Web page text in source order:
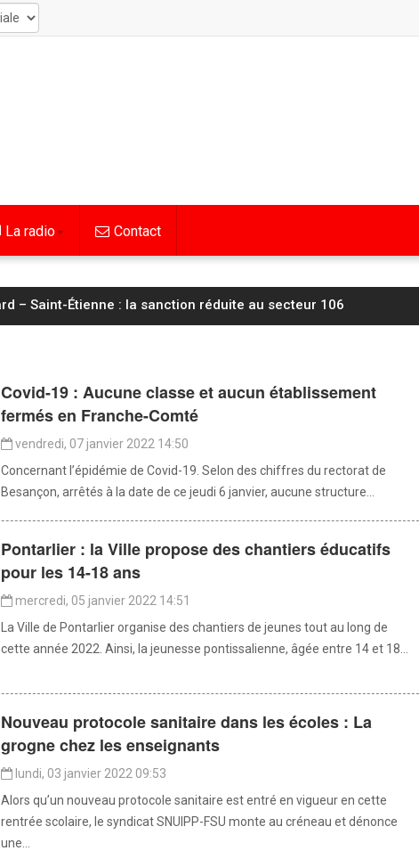
La radio Contact
– Saint-Étienne : la sanction réduite au secteur 106
Covid-19 : Aucune classe et aucun établissement
fermés en Franche-Comté
vendredi, 07 janvier 2022 14:50
Concernant l’épidémie de Covid-19. Selon des chiffres du rectorat de
Besançon, arrêtés à la date de ce jeudi 6 janvier, aucune structure...
Pontarlier : la Ville propose des chantiers éducatifs
pour les 14-18 ans
mercredi, 05 janvier 2022 14:51
La Ville de Pontarlier organise des chantiers de jeunes tout au long de
cette année 2022. Ainsi, la jeunesse pontissalienne, âgée entre 14 et 18...
Nouveau protocole sanitaire dans les écoles : La
grogne chez les enseignants
lundi, 03 janvier 2022 09:53
Alors qu’un nouveau protocole sanitaire est entré en vigueur en cette
rentrée scolaire, le syndicat SNUIPP-FSU monte au créneau et dénonce
une...